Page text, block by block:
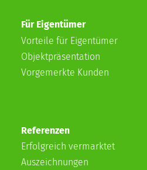
Für Eigentümer
Vorteile für Eigentümer
Objektpräsentation
Vorgemerkte Kunden
Referenzen
Erfolgreich vermarktet
Auszeichnungen